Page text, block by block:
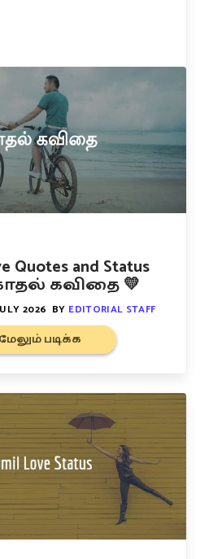
Quotes and Status
கவிதை 💛
2026 BY EDITORIAL STAFF
மேலும் படிக்க